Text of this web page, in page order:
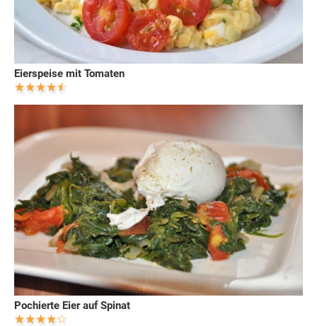
Eierspeise mit Tomaten
Pochierte Eier auf Spinat